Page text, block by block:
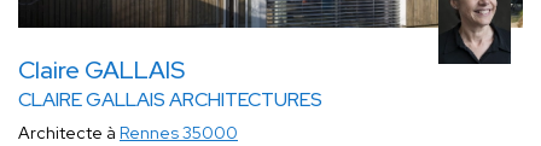
Claire GALLAIS
CLAIRE GALLAIS ARCHITECTURES
Architecte à Rennes 35000